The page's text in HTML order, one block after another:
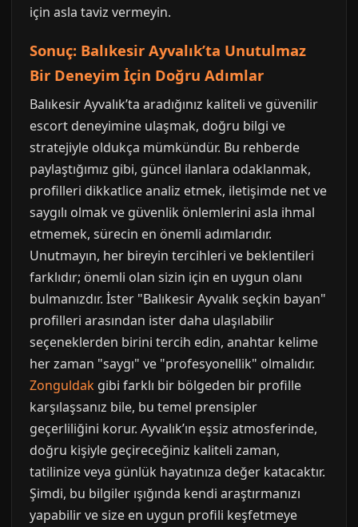
için asla taviz vermeyin.
Sonuç: Balıkesir Ayvalık’ta Unutulmaz
Bir Deneyim İçin Doğru Adımlar
Balıkesir Ayvalık’ta aradığınız kaliteli ve güvenilir
escort deneyimine ulaşmak, doğru bilgi ve
stratejiyle oldukça mümkündür. Bu rehberde
paylaştığımız gibi, güncel ilanlara odaklanmak,
profilleri dikkatlice analiz etmek, iletişimde net ve
saygılı olmak ve güvenlik önlemlerini asla ihmal
etmemek, sürecin en önemli adımlarıdır.
Unutmayın, her bireyin tercihleri ve beklentileri
farklıdır; önemli olan sizin için en uygun olanı
bulmanızdır. İster "Balıkesir Ayvalık seçkin bayan"
profilleri arasından ister daha ulaşılabilir
seçeneklerden birini tercih edin, anahtar kelime
her zaman "saygı" ve "profesyonellik" olmalıdır.
Zonguldak gibi farklı bir bölgeden bir profille
karşılaşsanız bile, bu temel prensipler
geçerliliğini korur. Ayvalık’ın eşsiz atmosferinde,
doğru kişiyle geçireceğiniz kaliteli zaman,
tatilinize veya günlük hayatınıza değer katacaktır.
Şimdi, bu bilgiler ışığında kendi araştırmanızı
yapabilir ve size en uygun profili keşfetmeye